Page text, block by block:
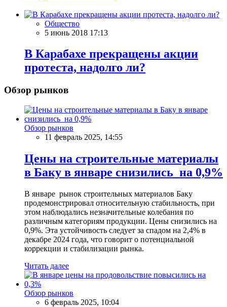
Общество
5 июнь 2018 17:13
В Карабахе прекращены акции
протеста, надолго ли?
Обзор рынков
Обзор рынков
11 февраль 2025, 14:55
Цены на строительные материалы
в Баку в январе снизились на 0,9%
В январе рынок строительных материалов Баку
продемонстрировал относительную стабильность, при
этом наблюдались незначительные колебания по
различным категориям продукции. Цены снизились на
0,9%. Эта устойчивость следует за спадом на 2,4% в
декабре 2024 года, что говорит о потенциальной
коррекции и стабилизации рынка.
Читать далее
Обзор рынков
6 февраль 2025, 10:04